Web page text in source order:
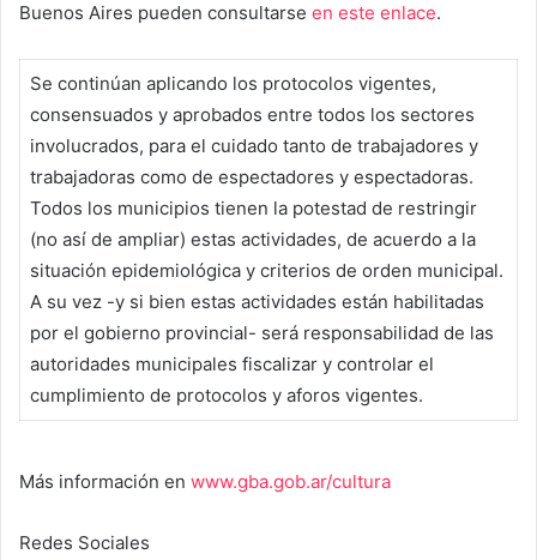
Buenos Aires pueden consultarse en este enlace.
Se continúan aplicando los protocolos vigentes,
consensuados y aprobados entre todos los sectores
involucrados, para el cuidado tanto de trabajadores y
trabajadoras como de espectadores y espectadoras.
Todos los municipios tienen la potestad de restringir
(no así de ampliar) estas actividades, de acuerdo a la
situación epidemiológica y criterios de orden municipal.
A su vez -y si bien estas actividades están habilitadas
por el gobierno provincial- será responsabilidad de las
autoridades municipales fiscalizar y controlar el
cumplimiento de protocolos y aforos vigentes.
Más información en www.gba.gob.ar/cultura
Redes Sociales